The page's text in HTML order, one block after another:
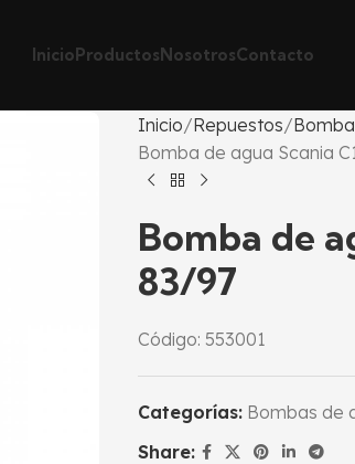
InicioProductosNosotrosContacto
Inicio Repuestos
Bomba de agua Scania
Bomba de
83/97
Código: 553001
Categorías: Bombas de
Share: